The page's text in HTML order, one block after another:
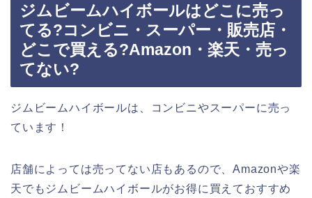
ジムビームハイボールはどこに売っ
てる?コンビニ・スーパー・販売店・
どこで買える?Amazon・楽天・売っ
てない?
ジムビームハイボールは、コンビニやスーパーに売っ
ています！
店舗によっては売ってない店もあるので、Amazonや楽
天でもジムビームハイボールがお得に買えておすすめ